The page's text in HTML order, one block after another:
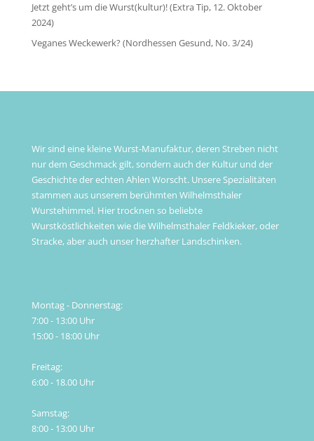
Jetzt geht’s um die Wurst(kultur)! (Extra Tip, 12. Oktober
2024)
Veganes Weckewerk? (Nordhessen Gesund, No. 3/24)
Wir sind eine kleine Wurst-Manufaktur, deren Streben nicht
nur dem Geschmack gilt, sondern auch der Kultur und der
Geschichte der echten Ahlen Worscht. Unsere Spezialitäten
stammen aus unserem berühmten Wilhelmsthaler
Wurstehimmel. Hier trocknen so beliebte
Wurstköstlichkeiten wie die Wilhelmsthaler Feldkieker, oder
Stracke, aber auch unser herzhafter Landschinken.
Montag - Donnerstag:
7:00 - 13:00 Uhr
15:00 - 18:00 Uhr
Freitag:
6:00 - 18.00 Uhr
Samstag:
8:00 - 13:00 Uhr